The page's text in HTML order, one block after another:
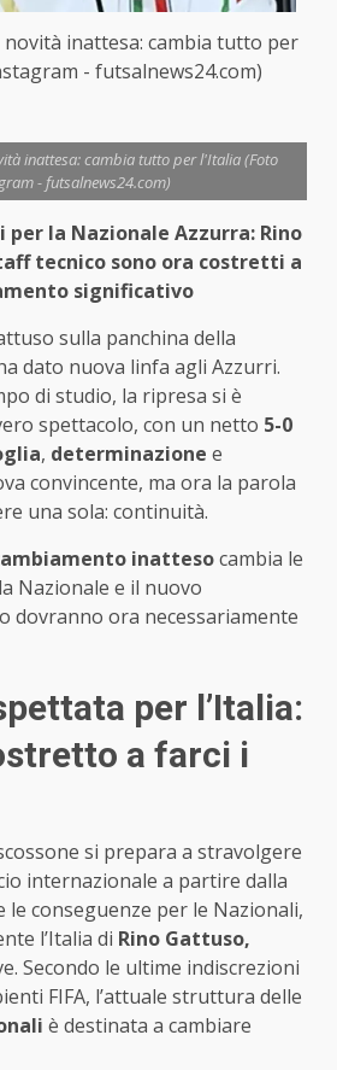
inattesa: cambia tutto per
- futsalnews24.com)
inattesa: cambia tutto per l'Italia (Foto
- futsalnews24.com)
la Nazionale Azzurra: Rino
tecnico sono ora costretti a
significativo
sulla panchina della
dato nuova linfa agli Azzurri.
di studio, la ripresa si è
spettacolo, con un netto 5-0
, determinazione e
convincente, ma ora la parola
una sola: continuità.
inattesocambia le
Nazionale e il nuovo
dovranno ora necessariamente
per l’Italia:
a farci i
si prepara a stravolgere
internazionale a partire dalla
le conseguenze per le Nazionali,
l’Italia di Rino Gattuso,
Secondo le ultime indiscrezioni
FIFA, l’attuale struttura delle
è destinata a cambiare